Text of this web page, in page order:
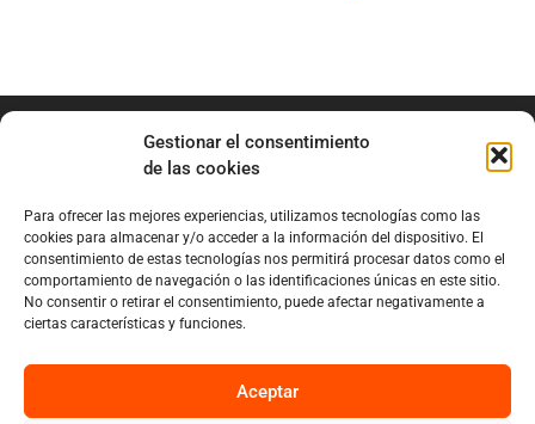
Gestionar el consentimiento
de las cookies
Para ofrecer las mejores experiencias, utilizamos tecnologías como las
cookies para almacenar y/o acceder a la información del dispositivo. El
consentimiento de estas tecnologías nos permitirá procesar datos como el
comportamiento de navegación o las identificaciones únicas en este sitio.
No consentir o retirar el consentimiento, puede afectar negativamente a
ciertas características y funciones.
Aceptar
info@marianobraga.com
BRAGA Academia
Podcast
Sobre Mariano